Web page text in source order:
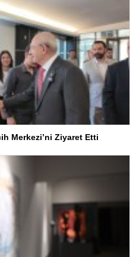
Merkezi’ni Ziyaret Etti